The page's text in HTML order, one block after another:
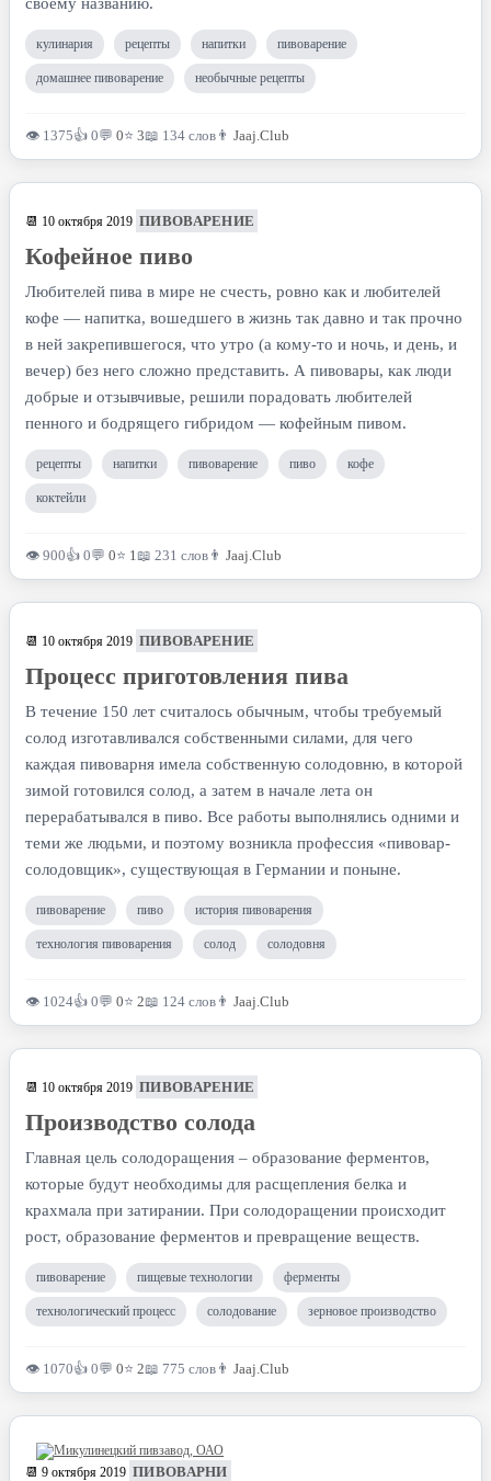
кулинария рецепты напитки пивоварение
домашнее пивоварение необычные рецепты
👁 1375👍 0💬 0⭐ 3📖 134 слов 👨 Jaaj.Club
📆 10 октября 2019 ПИВОВАРЕНИЕ
Кофейное пиво
Любителей пива в мире не счесть, ровно как и любителей
кофе — напитка, вошедшего в жизнь так давно и так прочно
в ней закрепившегося, что утро (а кому-то и ночь, и день, и
вечер) без него сложно представить. А пивовары, как люди
добрые и отзывчивые, решили порадовать любителей
пенного и бодрящего гибридом — кофейным пивом.
рецепты напитки пивоварение пиво кофе
коктейли
👁 900👍 0💬 0⭐ 1📖 231 слов 👨 Jaaj.Club
📆 10 октября 2019 ПИВОВАРЕНИЕ
Процесс приготовления пива
В течение 150 лет считалось обычным, что­бы требуемый
солод изготавливался собственными силами, для чего
каждая пивоварня имела собственную солодовню, в которой
зимой готовился солод, а затем в начале лета он
перерабатывался в пиво. Все работы выполнялись одними и
теми же людьми, и поэтому возникла профессия «пивовар-
солодовщик», существующая в Германии и поныне.
пивоварение пиво история пивоварения
технология пивоварения солод солодовня
👁 1024👍 0💬 0⭐ 2📖 124 слов 👨 Jaaj.Club
📆 10 октября 2019 ПИВОВАРЕНИЕ
Производство солода
Главная цель солодоращения – образование ферментов,
которые будут необходимы для расщепления белка и
крахмала при затирании. При солодоращении происходит
рост, образование ферментов и превращение веществ.
пивоварение пищевые технологии ферменты
технологический процесс солодование зерновое производство
👁 1070👍 0💬 0⭐ 2📖 775 слов 👨 Jaaj.Club
📆 9 октября 2019 ПИВОВАРНИ